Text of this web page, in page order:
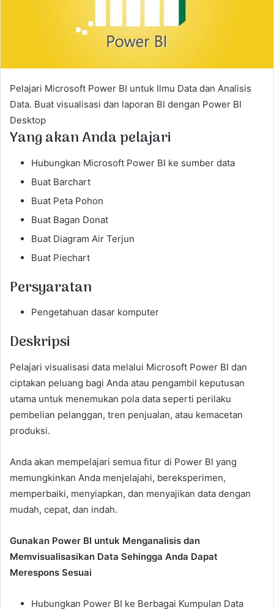
l
Pelajari Microsoft Power BI untuk Ilmu Data dan Analisis
Data. Buat visualisasi dan laporan BI dengan Power BI
Desktop
Yang akan Anda pelajari
Hubungkan Microsoft Power BI ke sumber data
Buat Barchart
Buat Peta Pohon
Buat Bagan Donat
Buat Diagram Air Terjun
Buat Piechart
Persyaratan
Pengetahuan dasar komputer
Deskripsi
Pelajari visualisasi data melalui Microsoft Power BI dan
ciptakan peluang bagi Anda atau pengambil keputusan
utama untuk menemukan pola data seperti perilaku
pembelian pelanggan, tren penjualan, atau kemacetan
produksi.
Anda akan mempelajari semua fitur di Power BI yang
memungkinkan Anda menjelajahi, bereksperimen,
memperbaiki, menyiapkan, dan menyajikan data dengan
mudah, cepat, dan indah.
Gunakan Power BI untuk Menganalisis dan
Memvisualisasikan Data Sehingga Anda Dapat
Merespons Sesuai
Hubungkan Power BI ke Berbagai Kumpulan Data